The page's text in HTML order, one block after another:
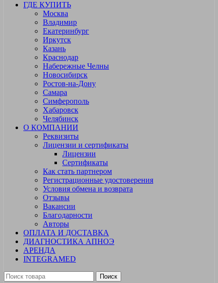
ГДЕ КУПИТЬ
Москва
Владимир
Екатеринбург
Иркутск
Казань
Краснодар
Набережные Челны
Новосибирск
Ростов-на-Дону
Самара
Симферополь
Хабаровск
Челябинск
О КОМПАНИИ
Реквизиты
Лицензии и сертификаты
Лицензии
Сертификаты
Как стать партнером
Регистрационные удостоверения
Условия обмена и возврата
Отзывы
Вакансии
Благодарности
Авторы
ОПЛАТА И ДОСТАВКА
ДИАГНОСТИКА АПНОЭ
АРЕНДА
INTEGRAMED
Поиск